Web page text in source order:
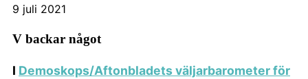
9 juli 2021
V backar något
I Demoskops/Aftonbladets väljarbarometer för